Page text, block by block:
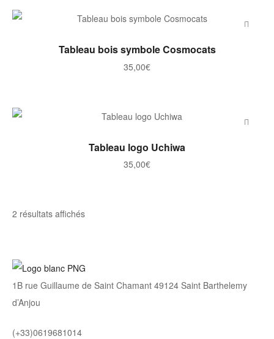
AJOUTER AU PANIER
Tableau bois symbole Cosmocats
35,00€
AJOUTER AU PANIER
Tableau logo Uchiwa
35,00€
2 résultats affichésTrié
moyenne
1B rue Guillaume de Saint Chamant 49124 Saint Barthelemy
d’Anjou
(+33)0619681014